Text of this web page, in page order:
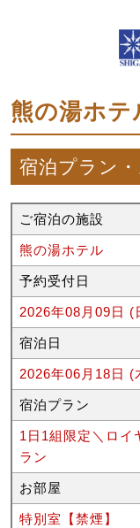
熊の湯ホテ
宿泊プラン
ご宿泊の施設
熊の湯ホテル
予約受付日
2026年08月09日 (
宿泊日
2026年06月18日 (
宿泊プラン
1日1組限定＼ロイ
ラン
お部屋
特別室【禁煙】